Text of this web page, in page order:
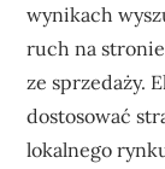
wynikach
ruch na
ze sprzedaży.
dostosować
lokalnego